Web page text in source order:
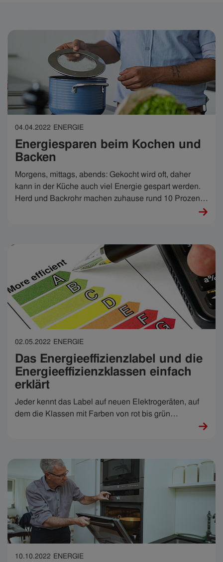
04.04.2022 ENERGIE
Energiesparen beim Kochen und
Backen
Morgens, mittags, abends: Gekocht wird oft, daher
kann in der Küche auch viel Energie gespart werden.
Herd und Backrohr machen zuhause rund 10 Prozent
des Stromverbrauches aus. Mit einfachen Tipps kann
02.05.2022 ENERGIE
Das Energieeffizienzlabel und die
Energieeffizienzklassen einfach
erklärt
Jeder kennt das Label auf neuen Elektrogeräten, auf
dem die Klassen mit Farben von rot bis grün
gekennzeichnet sind. Rein assoziativ ist grün natürlich
der Energieeffizienzklasse vielleicht schon beim Kauf
mehr Beachtung schenken?
10.10.2022 ENERGIE